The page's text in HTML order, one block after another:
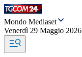
Mondo Mediaset
Venerdì 29 Maggio 2026